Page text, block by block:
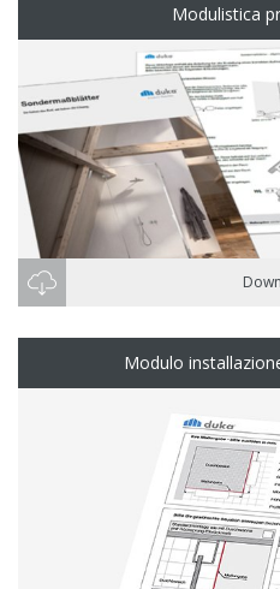
Modulistica
Modulo